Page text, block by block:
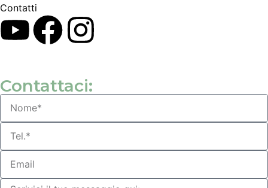
Contatti
Contattaci: